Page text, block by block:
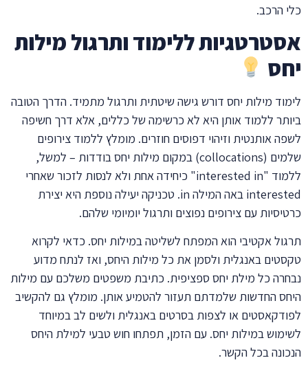
כלי הרכב.
אסטרטגיות ללימוד ותרגול מילות
יחס
לימוד מילות יחס דורש גישה שיטתית ותרגול מתמיד. הדרך הטובה
ביותר ללמוד אותן היא לא כרשימה של כללים, אלא דרך חשיפה
לשפה אותנטית וזיהוי דפוסים חוזרים. מומלץ ללמוד צירופים
שלמים (collocations) במקום מילות יחס בודדות – למשל,
ללמוד "interested in" כיחידה אחת ולא לנסות לזכור שאחרי
interested באה המילה in. טכניקה יעילה נוספת היא יצירת
כרטיסיות עם צירופים נפוצים ותרגול יומיומי שלהם.
תרגול אקטיבי הוא המפתח לשליטה במילות יחס. כדאי לקרוא
טקסטים באנגלית ולסמן את כל מילות היחס, ואז לנתח מדוע
נבחרה כל מילת יחס ספציפית. כתיבת משפטים משלכם עם מילות
היחס החדשות שלמדתם תעזור להטמיע אותן. מומלץ גם להקשיב
לפודקאסטים או לצפות בסרטים באנגלית ולשים לב במיוחד
לשימוש במילות יחס. עם הזמן, תפתחו חוש טבעי למילת היחס
הנכונה בכל הקשר.